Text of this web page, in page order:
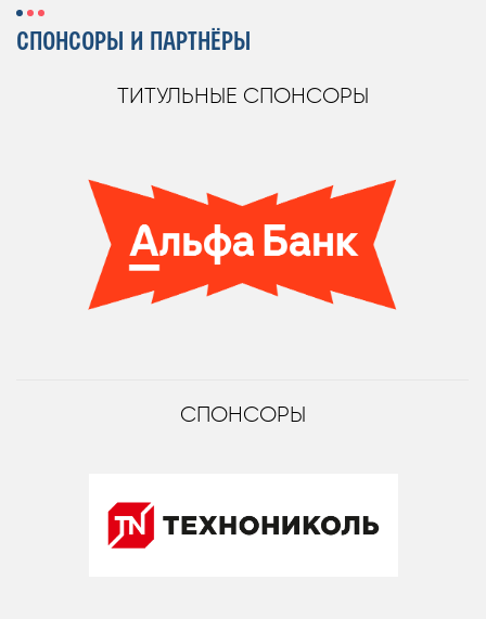
СПОНСОРЫ И ПАРТНЁРЫ
ТИТУЛЬНЫЕ СПОНСОРЫ
СПОНСОРЫ